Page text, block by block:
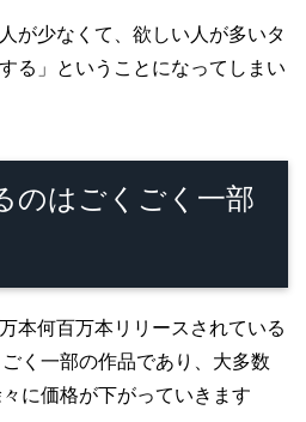
が少なくて、欲しい人が多いタ
る」ということになってしまい
のはごくごく一部
本何百万本リリースされている
く一部の作品であり、大多数
に価格が下がっていきます